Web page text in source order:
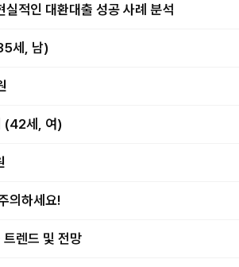
적인 대환대출 성공 사례 분석
세, 남)
(42세, 여)
의하세요!
렌드 및 전망